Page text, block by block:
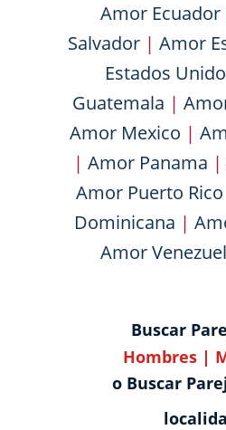
Amor Ecuador
Salvador | Amor
Estados
Guatemala |
Amor Mexico |
| Amor Panama |
Amor Puerto Rico
Dominicana |
Amor
Buscar
Hombres |
o Buscar